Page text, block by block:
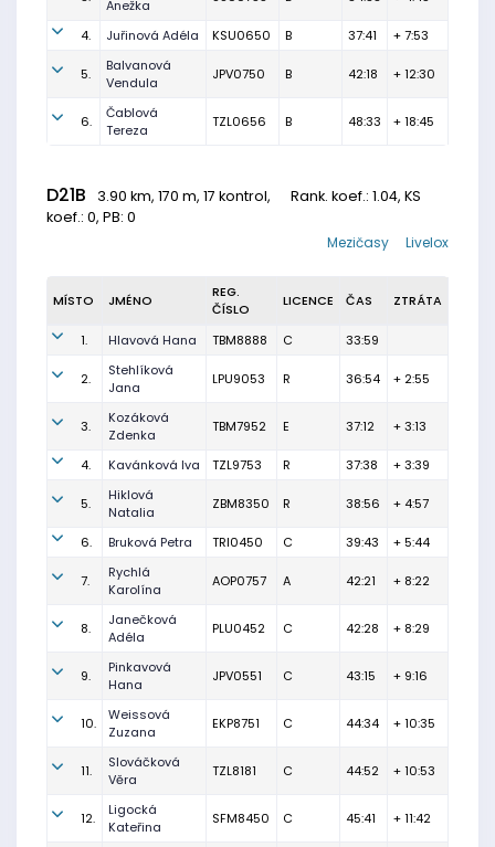
Anežka
4. Juřinová Adéla KSU0650 B 37:41 + 7:53
5.
Balvanová
Vendula
JPV0750 B 42:18 + 12:30
6.
Čablová
Tereza
TZL0656 B 48:33 + 18:45
D21B 3.90 km, 170 m, 17 kontrol, Rank. koef.: 1.04, KS
koef.: 0, PB: 0
Livelox
Mezičasy
MÍSTO JMÉNO
REG.
ČÍSLO
LICENCE ČAS ZTRÁTA
1. Hlavová Hana TBM8888 C 33:59
2.
Stehlíková
Jana
LPU9053 R 36:54 + 2:55
3.
Kozáková
Zdenka
TBM7952 E 37:12 + 3:13
4. Kavánková Iva TZL9753 R 37:38 + 3:39
5.
Hiklová
Natalia
ZBM8350 R 38:56 + 4:57
6. Bruková Petra TRI0450 C 39:43 + 5:44
7.
Rychlá
Karolína
AOP0757 A 42:21 + 8:22
8.
Janečková
Adéla
PLU0452 C 42:28 + 8:29
9.
Pinkavová
Hana
JPV0551 C 43:15 + 9:16
10.
Weissová
Zuzana
EKP8751 C 44:34 + 10:35
11.
Slováčková
Věra
TZL8181 C 44:52 + 10:53
12.
Ligocká
Kateřina
SFM8450 C 45:41 + 11:42